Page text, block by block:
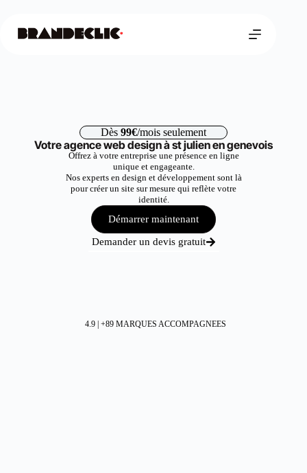
Dès 99€/mois seulement
Votre agence web design à st julien en genevois
Offrez à votre entreprise une présence en ligne
unique et engageante.
Nos experts en design et développement sont là
pour créer un site sur mesure qui reflète votre
identité.
Démarrer maintenant
Demander un devis gratuit
4.9 | +89 MARQUES ACCOMPAGNEES